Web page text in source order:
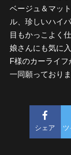
ベージュ＆マッ
ル、珍しいハイ
目もかっこよく
娘さんにも気に
F様のカーライ
一同願っておりま
シェア ツ